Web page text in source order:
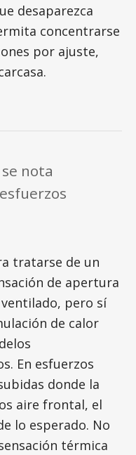
desaparezca
concentrarse
por ajuste,
nota
tratarse de un
de apertura
pero sí
de calor
En esfuerzos
donde la
aire frontal, el
lo esperado. No
térmica